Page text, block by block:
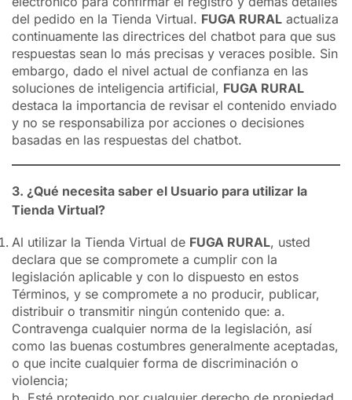
del pedido en la Tienda Virtual. FUGA RURAL actualiza
continuamente las directrices del chatbot para que sus
respuestas sean lo más precisas y veraces posible. Sin
embargo, dado el nivel actual de confianza en las
soluciones de inteligencia artificial, FUGA RURAL
destaca la importancia de revisar el contenido enviado
y no se responsabiliza por acciones o decisiones
basadas en las respuestas del chatbot.
3. ¿Qué necesita saber el Usuario para utilizar la
Tienda Virtual?
Al utilizar la Tienda Virtual de FUGA RURAL, usted
declara que se compromete a cumplir con la
legislación aplicable y con lo dispuesto en estos
Términos, y se compromete a no producir, publicar,
distribuir o transmitir ningún contenido que: a.
Contravenga cualquier norma de la legislación, así
como las buenas costumbres generalmente aceptadas,
o que incite cualquier forma de discriminación o
violencia;